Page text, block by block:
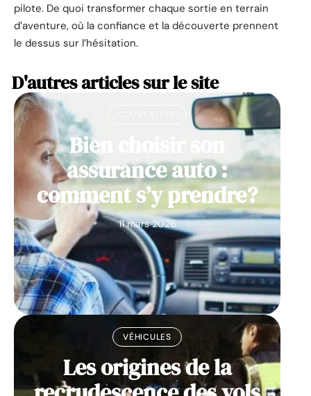
pilote. De quoi transformer chaque sortie en terrain
d’aventure, où la confiance et la découverte prennent
le dessus sur l’hésitation.
D'autres articles sur le site
Bien choisir son
assurance auto :
comment s’y prendre?
11 mars 2026
VÉHICULES
Les origines de la